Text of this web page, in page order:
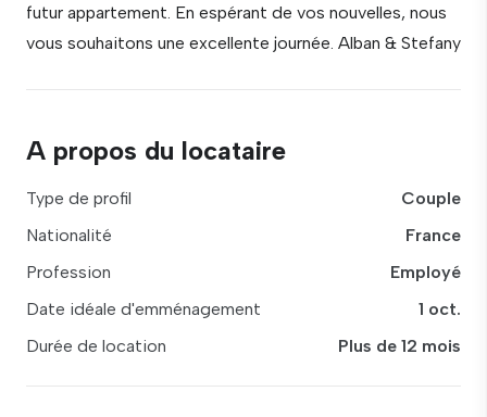
futur appartement. En espérant de vos nouvelles, nous
vous souhaitons une excellente journée. Alban & Stefany
A propos du locataire
Type de profil
Couple
Nationalité
France
Profession
Employé
Date idéale d'emménagement
1 oct.
Durée de location
Plus de 12 mois